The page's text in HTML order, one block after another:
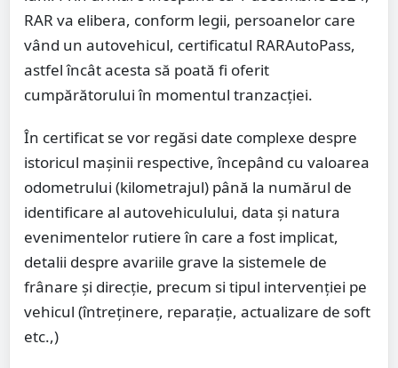
RAR va elibera, conform legii, persoanelor care
vând un autovehicul, certificatul RARAutoPass,
astfel încât acesta să poată fi oferit
cumpărătorului în momentul tranzacției.
În certificat se vor regăsi date complexe despre
istoricul mașinii respective, începând cu valoarea
odometrului (kilometrajul) până la numărul de
identificare al autovehiculului, data și natura
evenimentelor rutiere în care a fost implicat,
detalii despre avariile grave la sistemele de
frânare și direcție, precum si tipul intervenției pe
vehicul (întreținere, reparație, actualizare de soft
etc.,)